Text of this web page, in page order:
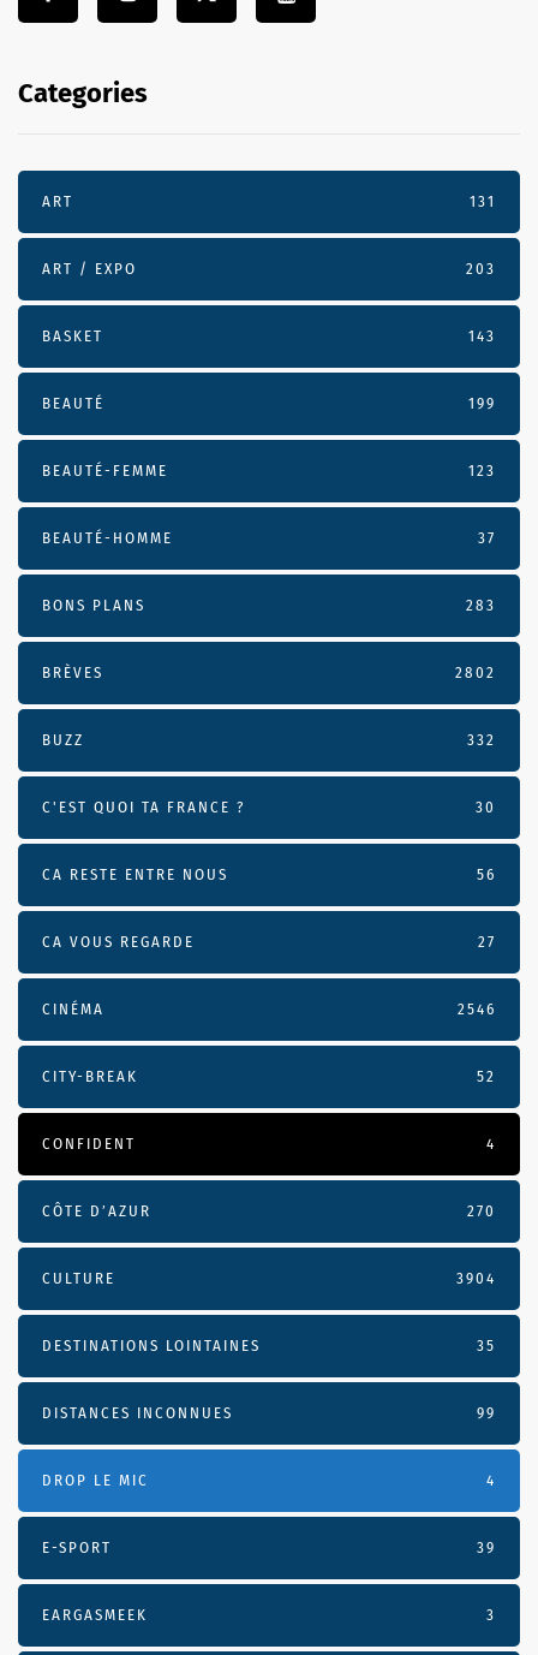
Categories
ART 131
ART / EXPO 203
BASKET 143
BEAUTÉ 199
BEAUTÉ-FEMME 123
BEAUTÉ-HOMME 37
BONS PLANS 283
BRÈVES 2802
BUZZ 332
C'EST QUOI TA FRANCE ? 30
CA RESTE ENTRE NOUS 56
CA VOUS REGARDE 27
CINÉMA 2546
CITY-BREAK 52
CONFIDENT 4
CÔTE D’AZUR 270
CULTURE 3904
DESTINATIONS LOINTAINES 35
DISTANCES INCONNUES 99
DROP LE MIC 4
E-SPORT 39
EARGASMEEK 3